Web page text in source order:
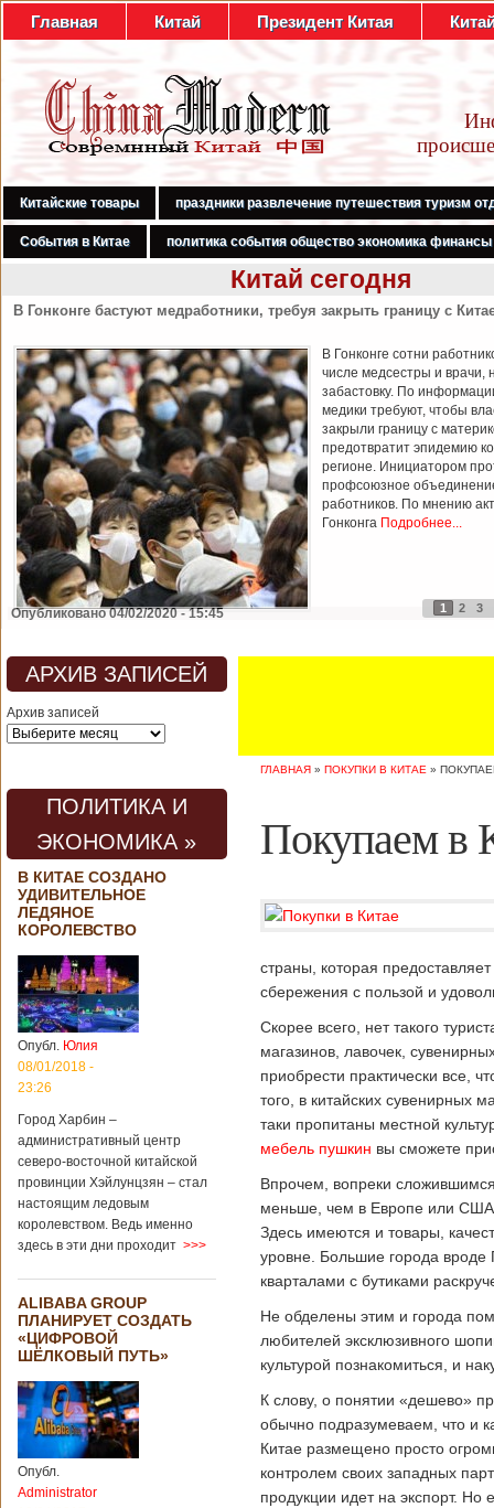
Главная Китай Президент Китая
Китайские товары праздники развлечение путешествия туризм
События в Китае политика события общество экономика финансы
Китай сегодня
В Гонконге бастуют медработники, требуя закрыть границу с
В Гонконге сотни
числе медсестры и врачи,
забастовку. По
медики требуют, чтобы
закрыли границу с
предотвратит эпидемию
регионе. Инициатором
профсоюзное
работников. По мнению
Гонконга Подробнее...
Опубликовано 04/02/2020 - 15:45 1 2 3
АРХИВ ЗАПИСЕЙ
Архив записей
ПОЛИТИКА И
ЭКОНОМИКА »
В КИТАЕ СОЗДАНО
УДИВИТЕЛЬНОЕ
ЛЕДЯНОЕ
КОРОЛЕВСТВО
Опубл. Юлия
08/01/2018 -
23:26
Город Харбин –
административный центр
северо-восточной китайской
провинции Хэйлунцзян – стал
настоящим ледовым
королевством. Ведь именно
здесь в эти дни проходит >>>
ALIBABA GROUP
ПЛАНИРУЕТ СОЗДАТЬ
«ЦИФРОВОЙ
ШЁЛКОВЫЙ ПУТЬ»
Опубл.
Administrator
ГЛАВНАЯ » ПОКУПКИ В КИТАЕ »
Покупаем в
страны, которая
сбережения с пользой и
Скорее всего, нет такого
магазинов, лавочек,
приобрести практически все,
того, в китайских сувенирных
таки пропитаны местной
мебель пушкин вы сможете
Впрочем, вопреки
меньше, чем в Европе или
Здесь имеются и товары,
уровне. Большие города вроде
кварталами с бутиками
Не обделены этим и города
любителей эксклюзивного
культурой познакомиться, и
К слову, о понятии «дешево»
обычно подразумеваем, что и
Китае размещено просто
контролем своих западных
продукции идет на экспорт. Но